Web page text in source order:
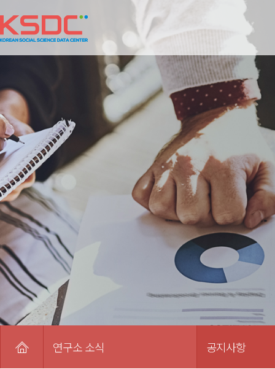
연구소 소식 공지사항